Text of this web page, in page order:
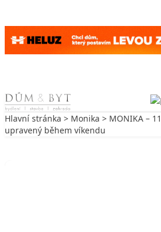
Skip to content
Hlavní stránka > Monika > MONIKA –
upravený během víkendu